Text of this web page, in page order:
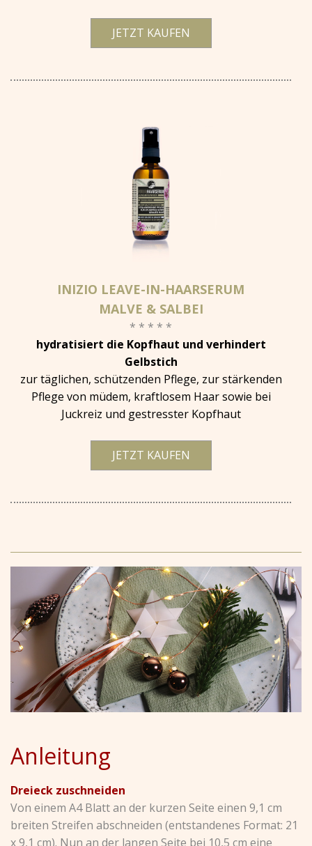
JETZT KAUFEN
INIZIO LEAVE-IN-HAARSERUM
MALVE & SALBEI
* * * * *
hydratisiert die Kopfhaut und verhindert
Gelbstich
zur täglichen, schützenden Pflege, zur stärkenden
Pflege von müdem, kraftlosem Haar sowie bei
Juckreiz und gestresster Kopfhaut
JETZT KAUFEN
Anleitung
Dreieck zuschneiden
Von einem A4 Blatt an der kurzen Seite einen 9,1 cm
breiten Streifen abschneiden (entstandenes Format: 21
x 9,1 cm). Nun an der langen Seite bei 10,5 cm eine